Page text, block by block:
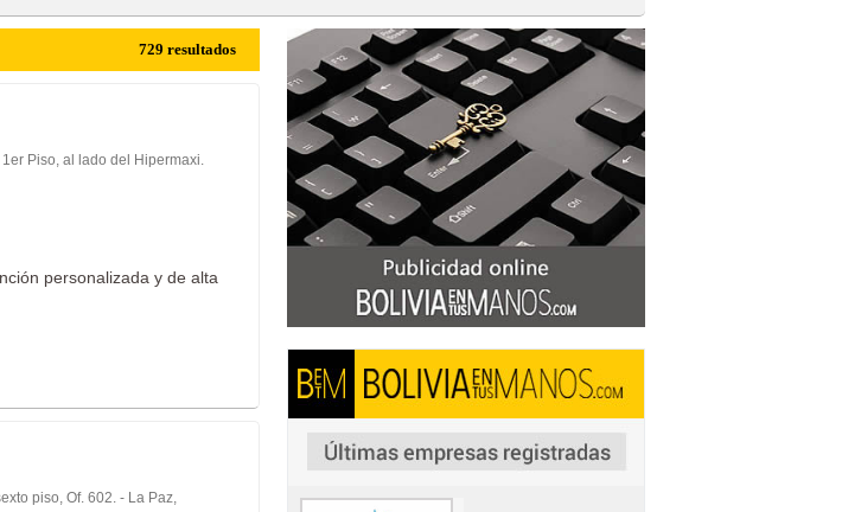
729 resultados
Piso, al lado del Hipermaxi.
personalizada y de alta
piso, Of. 602. - La Paz,